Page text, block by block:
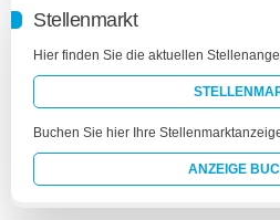
Stellenmarkt
Hier finden Sie die aktuellen
Buchen Sie hier Ihre
ANZEIGE